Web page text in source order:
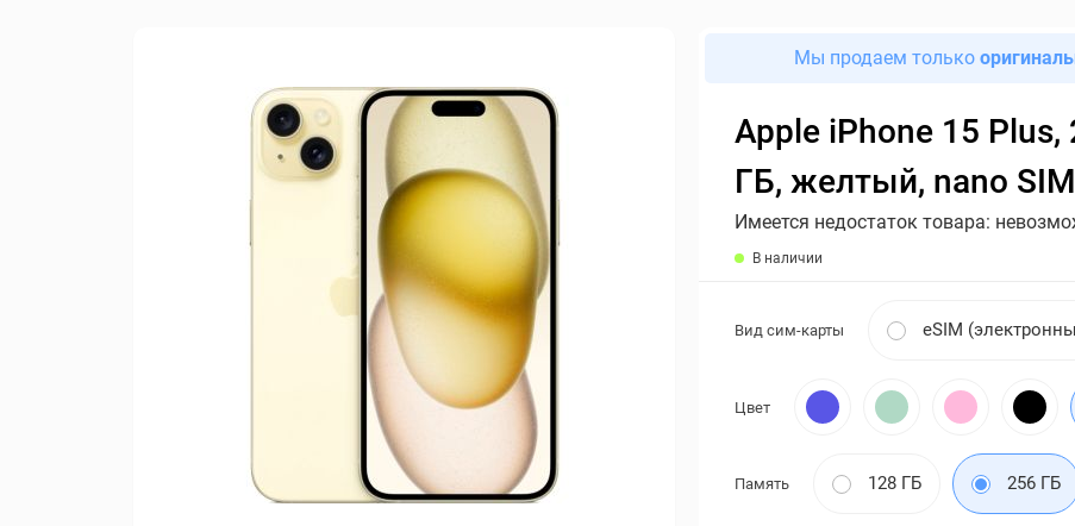
Мы продаем только
Apple iPhone 15 Plus,
ГБ, желтый, nano SIM
Имеется недостаток товара:
В наличии
Вид сим-карты eSIM
Цвет
Память 128 ГБ 256 ГБ